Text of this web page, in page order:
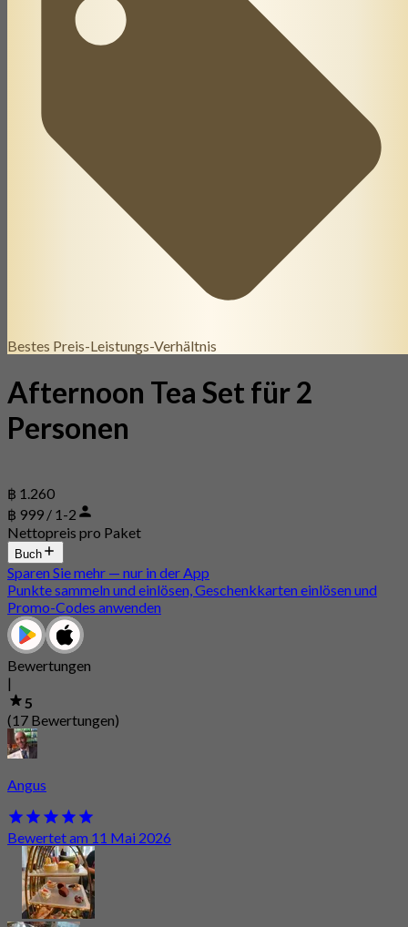
Bestes Preis-Leistungs-Verhältnis
Afternoon Tea Set für 2
Personen
฿ 1.260
฿ 999 / 1-2
Nettopreis pro Paket
Buch
Sparen Sie mehr — nur in der App
Punkte sammeln und einlösen, Geschenkkarten einlösen und
Promo-Codes anwenden
Bewertungen
|
5
(17 Bewertungen)
Angus
Bewertet am 11 Mai 2026